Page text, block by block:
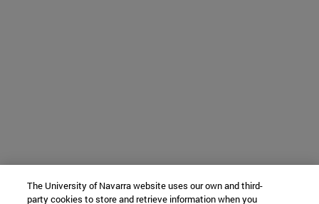
The University of Navarra website uses our own and third-
party cookies to store and retrieve information when you